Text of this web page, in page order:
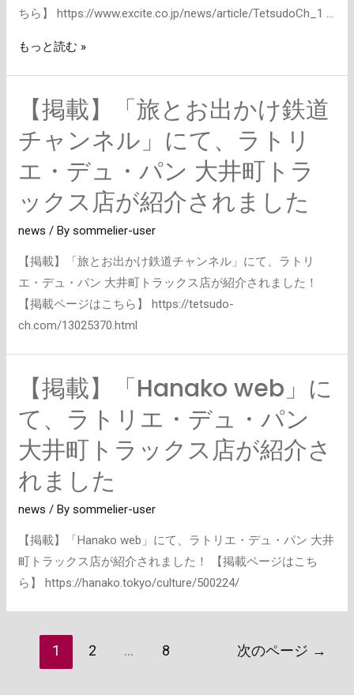
が
介
さ
し
た
ちら】 https://www.excite.co.jp/news/article/TetsudoCh_1 …
リ
ュ・
パ
ン
大
井
ト
ラ
ッ
ク
ス
介
さ
れ
ま
し
た
もっと読む »
【掲載】「旅とお出かけ鉄道
チャンネル」にて、ラトリ
エ・デュ・パン 大井町トラ
ックス店が紹介されました
news / Bysommelier-user
【掲載】「旅とお出かけ鉄道チャンネル」にて、ラトリ
エ・デュ・パン 大井町トラックス店が紹介されました！
【掲載ページはこちら】 https://tetsudo-
ch.com/13025370.html
【掲載】「Hanako web」に
て、ラトリエ・デュ・パン
大井町トラックス店が紹介さ
れました
news / Bysommelier-user
【掲載】「Hanako web」にて、ラトリエ・デュ・パン 大井
町トラックス店が紹介されました！ 【掲載ページはこち
ら】 https://hanako.tokyo/culture/500224/
1 2 … 8 次のページ →